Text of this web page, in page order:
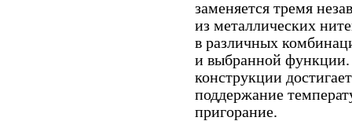
заменяется тремя
из металлических
в различных
и выбранной
конструкции
поддержание
пригорание.